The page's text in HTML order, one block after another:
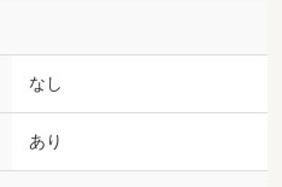
なし
あり